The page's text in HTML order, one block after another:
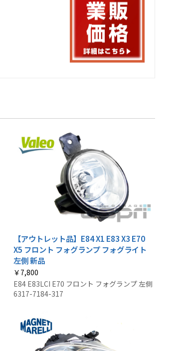
【アウトレット品】E84 X1 E83 X3 E70
X5 フロント フォグランプ フォグライト
左側 新品
￥7,800
E84 E83LCI E70 フロント フォグランプ 左側
6317-7184-317